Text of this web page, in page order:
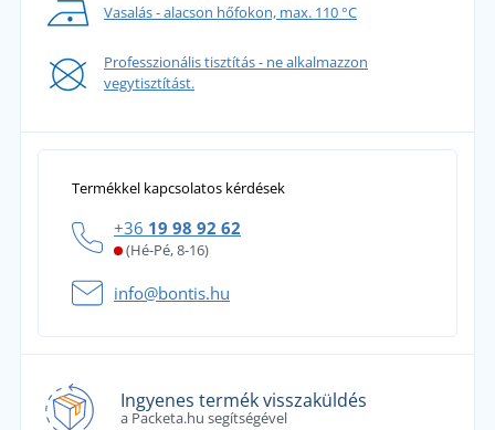
Vasalás - alacson hőfokon, max. 110 °C
Professzionális tisztítás - ne alkalmazzon
vegytisztítást.
Termékkel kapcsolatos kérdések
+36 19 98 92 62
(Hé-Pé, 8-16)
info@bontis.hu
Ingyenes termék visszaküldés
a Packeta.hu segítségével